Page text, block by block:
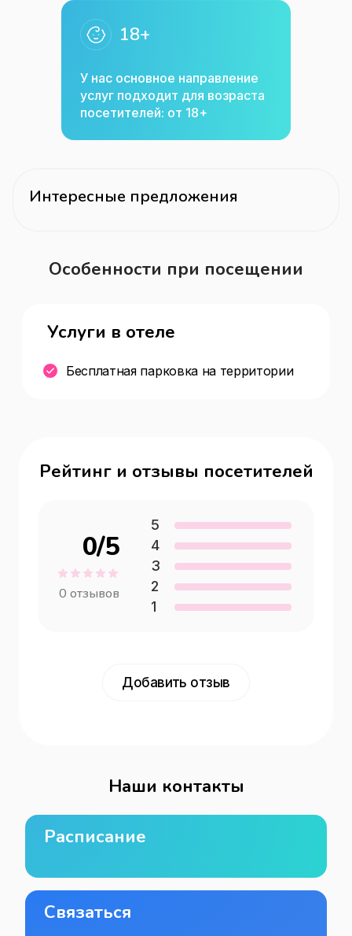
18+
У нас основное направление
услуг подходит для возраста
посетителей: от 18+
Интересные предложения
Особенности при посещении
Услуги в отеле
Бесплатная парковка на территории
Рейтинг и отзывы посетителей
0/5
0 отзывов
5
4
3
2
1
Добавить отзыв
Наши контакты
Расписание
Связаться